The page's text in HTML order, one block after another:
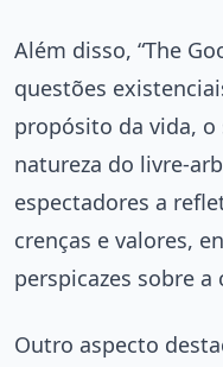
Além disso, “The
questões
propósito da vida,
natureza do livre-
espectadores a
crenças e valores,
perspicazes sobre
Outro aspecto